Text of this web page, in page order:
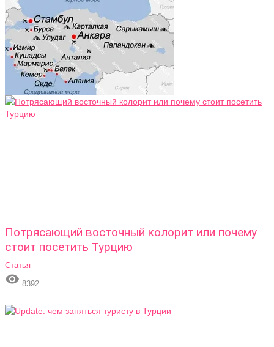
Потрясающий восточный колорит или почему
стоит посетить Турцию
Статья
 8392